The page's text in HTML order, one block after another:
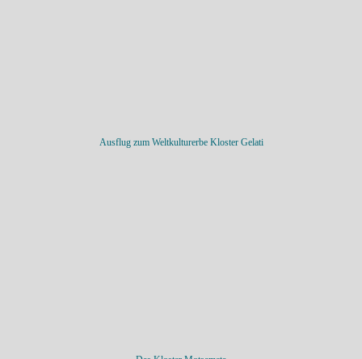
Ausflug zum Weltkulturerbe Kloster Gelati